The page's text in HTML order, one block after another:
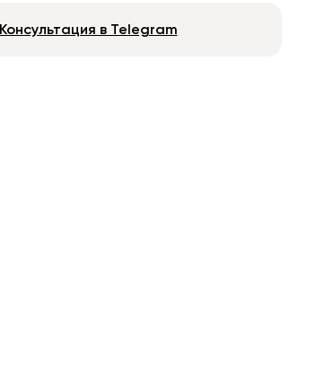
Консультация в Telegram